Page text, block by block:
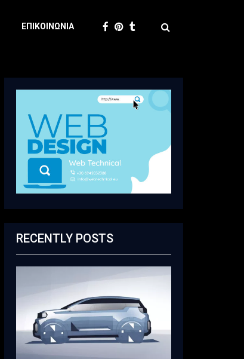
ΕΠΙΚΟΙΝΩΝΊΑ
RECENTLY POSTS